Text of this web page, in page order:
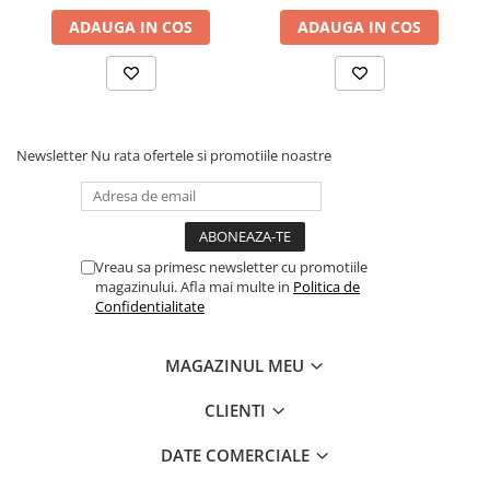
ADAUGA IN COS ADAUGA IN COS
Newsletter Nu rata ofertele si promotiile noastre
Vreau sa primesc newsletter cu promotiile
magazinului. Afla mai multe in Politica de
Confidentialitate
MAGAZINUL MEU
CLIENTI
DATE COMERCIALE